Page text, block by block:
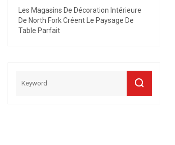
Les Magasins De Décoration Intérieure
De North Fork Créent Le Paysage De
Table Parfait